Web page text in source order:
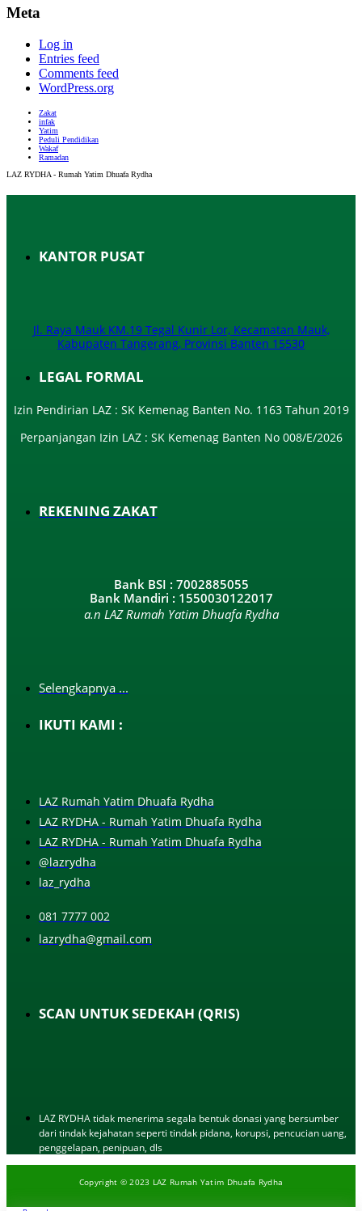
Meta
Log in
Entries feed
Comments feed
WordPress.org
Zakat
infak
Yatim
Peduli Pendidikan
Wakaf
Ramadan
LAZ RYDHA - Rumah Yatim Dhuafa Rydha
KANTOR PUSAT
Jl. Raya Mauk KM.19 Tegal Kunir Lor, Kecamatan Mauk,
Kabupaten Tangerang, Provinsi Banten 15530
LEGAL FORMAL
Izin Pendirian LAZ : SK Kemenag Banten No. 1163 Tahun 2019
Perpanjangan Izin LAZ : SK Kemenag Banten No 008/E/2026​
REKENING ZAKAT
Bank BSI : 7002885055
Bank Mandiri : 1550030122017
a.n LAZ Rumah Yatim Dhuafa Rydha
Selengkapnya ...
IKUTI KAMI :
LAZ Rumah Yatim Dhuafa Rydha
LAZ RYDHA - Rumah Yatim Dhuafa Rydha
LAZ RYDHA - Rumah Yatim Dhuafa Rydha
@lazrydha
laz_rydha
081 7777 002
lazrydha@gmail.com
SCAN UNTUK SEDEKAH (QRIS)
LAZ RYDHA tidak menerima segala bentuk donasi yang bersumber
dari tindak kejahatan seperti tindak pidana, korupsi, pencucian uang,
penggelapan, penipuan, dls
Copyright © 2023 LAZ Rumah Yatim Dhuafa Rydha